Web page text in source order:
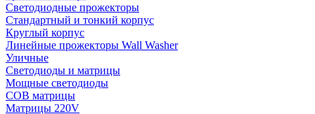
Светодиодные прожекторы
Стандартный и тонкий корпус
Круглый корпус
Линейные прожекторы Wall Washer
Уличные
Светодиоды и матрицы
Мощные светодиоды
COB матрицы
Матрицы 220V